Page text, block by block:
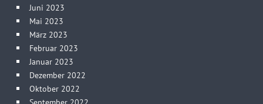
Juni 2023
Mai 2023
März 2023
Februar 2023
Januar 2023
Dezember 2022
Oktober 2022